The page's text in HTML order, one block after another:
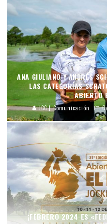
ANA GIULIANO Y ANDRÉS
LAS CATEGORÍAS
ABIERTO
JCC | Comunicación
¡FEBRERO 2024 ES